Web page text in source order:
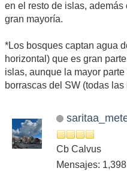
en el resto de islas,
gran mayoría.
*Los bosques captan agua
horizontal) que es gran
islas, aunque la mayor
borrascas del SW (todas las
Cb Calvus
Mensajes: 1,398